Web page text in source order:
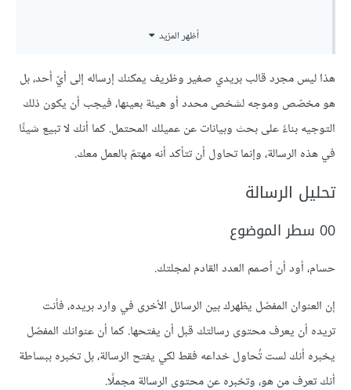
لقد رأيت مؤخرًا نسخة من آخر إصدار لـ "س” الذي أشرفتَ على
استخدمتم أسلوبًا [وصف الأسلوب هنا] ، وهو شبيه بأسلوبي أنا
في التصميم.
مثل "س"، "ص"، و"ع". وسيكون من الرائع أن أحظى بتصميم مقال
في عددكم القادم. دعني أريك بعضًا من آخر أعمالي *رابط.
إني أعدك بالمحافظة على نفس أسلوبك في التصميم، كما أني أعمل
أظهر المزيد
هذا ليس مجرد قالب بريدي صغير وظريف يمكنك إرساله إلى أيّ أحد، بل
هو مخصّص وموجه لشخص محدد أو هيئة بعينها، فيجب أن يكون ذلك
التوجيه بناءً على بحث وبيانات عن عميلك المحتمل. كما أنك ﻻ تبيع شيئًا
في هذه الرسالة، وإنما تحاول أن تتأكد أنه مهتمّ بالعمل معك.
تحليل الرسالة
00 سطر الموضوع
حسام، أود أن أصمم العدد القادم لمجلتك.
إن العنوان المفصّل يظهرك بين الرسائل اﻷخرى في وارد بريده، فأنت
تريده أن يعرف محتوى رسالتك قبل أن يفتحها. كما أن عنوانك المفصّل
يخبره أنك لست تُحاول خداعه فقط لكي يفتح الرسالة، بل تخبره ببساطة
أنك تعرف من هو، وتخبره عن محتوى الرسالة مجملًا.